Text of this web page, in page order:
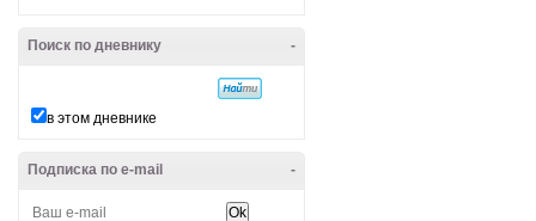
-
Поиск по дневнику
в этом дневнике
-
Подписка по e-mail